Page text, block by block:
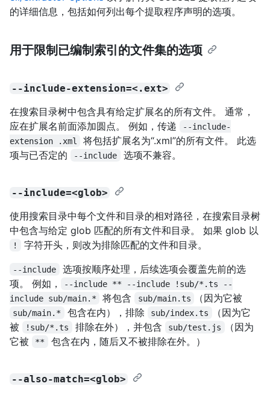
的详细信息，包括如何列出每个提取程序声明的选项。
用于限制已编制索引的文件集的选项
--include-extension=<.ext>
在搜索目录树中包含具有给定扩展名的所有文件。 通常，
应在扩展名前面添加圆点。 例如，传递
--include-
extension .xml
将包括扩展名为“.xml”的所有文件。 此选
项与已否定的
--include 选项不兼容。
--include=<glob>
使用搜索目录中每个文件和目录的相对路径，在搜索目录树
中包含与给定 glob 匹配的所有文件和目录。 如果 glob 以
! 字符开头，则改为排除匹配的文件和目录。
--include
选项按顺序处理，后续选项会覆盖先前的选
项。 例如，
--include ** --include !sub/*.ts --
include sub/main.*
将包含 sub/main.ts （因为它被
sub/main.* 包含在内），排除 sub/index.ts
（因为它
被
!sub/*.ts 排除在外），并包含 sub/test.js
（因为
它被
** 包含在内，随后又不被排除在外。）
--also-match=<glob>